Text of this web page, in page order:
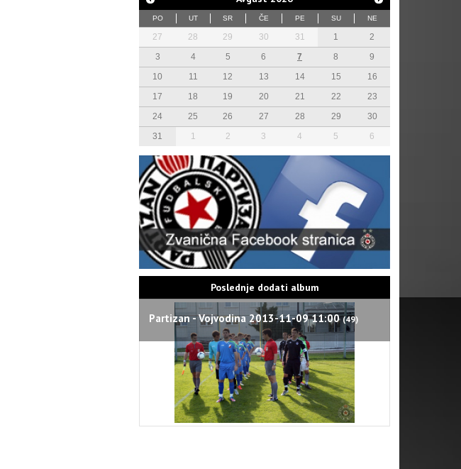
PO UT SR ČE PE SU NE
27 28 29 30 31 1
2
3
4 5 6 7 8
9
10
11 12 13 14 15
16
17
18 19 20 21 22
23
24
25 26 27 28 29
30
31
1 2 3 4 5 6
Poslednje dodati album
Partizan - Vojvodina 2013-11-09 11:00(49)